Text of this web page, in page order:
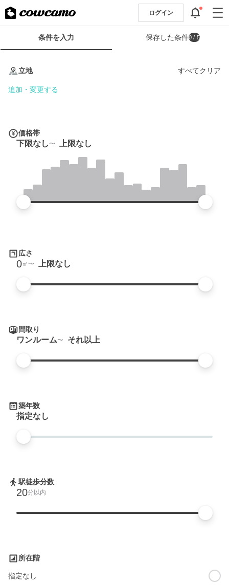
ログイン
条
条件を入力 保存した条件0 / 5
立地 すべてクリア
追加・変更する
価格帯
下限なし 上限なし
広さ
0㎡ 上限なし
間取り
ワンルーム それ以上
築年数
指定なし
駅徒歩分数
20分以内
所在階
指定なし